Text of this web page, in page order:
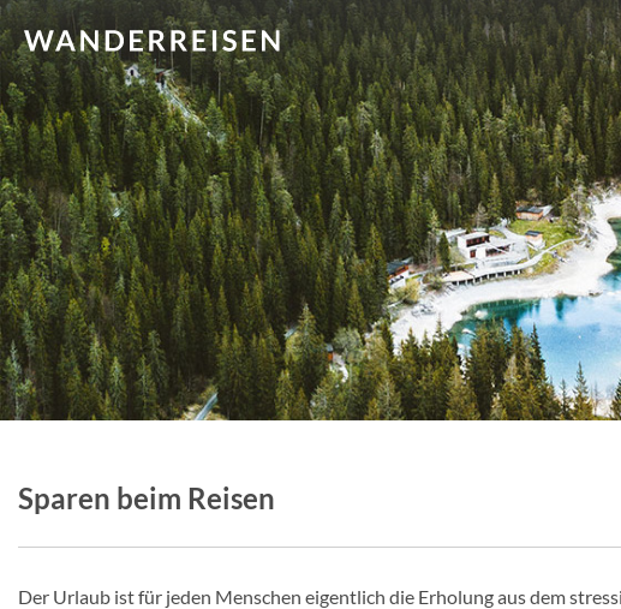
Sparen beim Reisen
Der Urlaub ist für jeden Menschen eigentlich die Erholung aus dem